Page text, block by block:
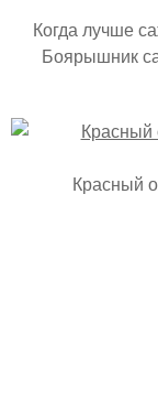
Когда лучше
Боярышник
Красный